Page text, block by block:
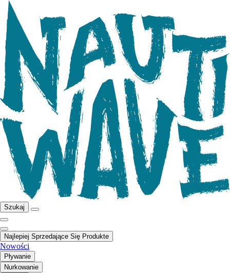
Szukaj
Najlepiej Sprzedające Się Produkte
Nowości
Pływanie
Nurkowanie